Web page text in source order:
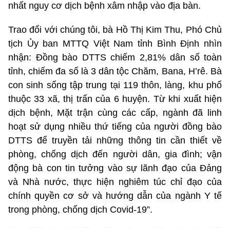
nhất nguy cơ dịch bệnh xâm nhập vào địa bàn.
Trao đổi với chúng tôi, bà Hồ Thị Kim Thu, Phó Chủ
tịch Ủy ban MTTQ Việt Nam tỉnh Bình Định nhìn
nhận: Đồng bào DTTS chiếm 2,81% dân số toàn
tỉnh, chiếm đa số là 3 dân tộc Chăm, Bana, H’rê. Bà
con sinh sống tập trung tại 119 thôn, làng, khu phố
thuộc 33 xã, thị trấn của 6 huyện. Từ khi xuất hiện
dịch bệnh, Mặt trận cùng các cấp, ngành đã linh
hoạt sử dụng nhiều thứ tiếng của người đồng bào
DTTS để truyền tải những thông tin cần thiết về
phòng, chống dịch đến người dân, gia đình; vận
động bà con tin tưởng vào sự lãnh đạo của Đảng
và Nhà nước, thực hiện nghiêm túc chỉ đạo của
chính quyền cơ sở và hướng dẫn của ngành Y tế
trong phòng, chống dịch Covid-19”.